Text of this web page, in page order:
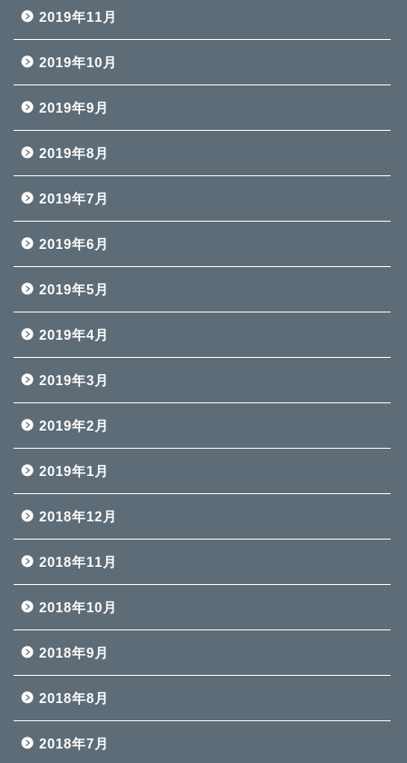
2019年11月
2019年10月
2019年9月
2019年8月
2019年7月
2019年6月
2019年5月
2019年4月
2019年3月
2019年2月
2019年1月
2018年12月
2018年11月
2018年10月
2018年9月
2018年8月
2018年7月